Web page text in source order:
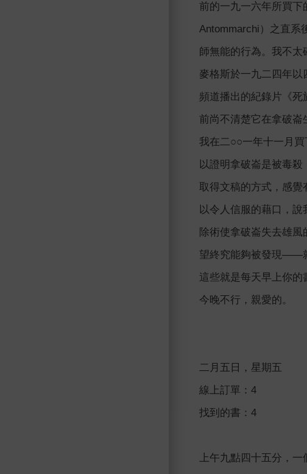
前的一九一六年所買
Antommarchi）之直系
師無能的行為。我不太
麥格斯於一九二四年
頻道播出的紀錄片《死
前尚不清楚它在拿破崙
我在二○○一年十一月
以證明拿破崙是被毒
取得文稿的方式，感覺
以令人信服的藉口，
除術使拿破崙失去雄
望終究能夠被發現――
這些就是每天早上你的
今晚不行，親愛的。
二月五日，星期五
線上訂單：4
找到的書：4
上午九點四十五分，